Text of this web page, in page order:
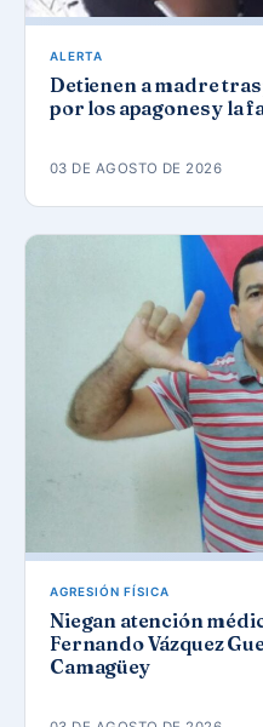
ALERTA
Detienen a madre
por los apagones y la
03 DE AGOSTO DE 2026
AGRESIÓN FÍSICA
Niegan atención
Fernando Vázquez
Camagüey